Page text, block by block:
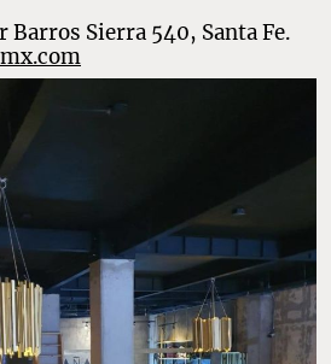
Barros Sierra 540, Santa Fe.